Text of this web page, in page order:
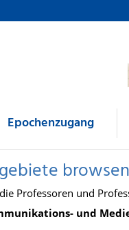
Epochenzugang
browsen
Professoren und
und